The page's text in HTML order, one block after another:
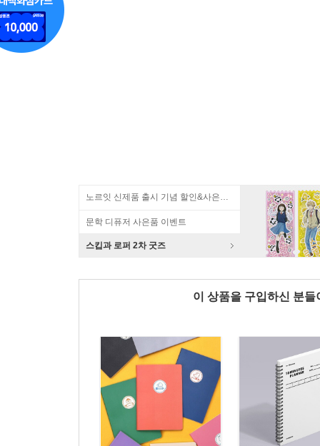
노르잇 신제품 출시 기념 할인&사은품 증정!
문학 디퓨저 사은품 이벤트
스킵과 로퍼 2차 굿즈
이 상품을 구입하신 분